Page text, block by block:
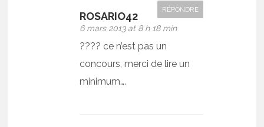
ROSARIO42
6 mars 2013 at 8 h 18 min
RÉPONDRE
???? ce n’est pas un
concours, merci de lire un
minimum….